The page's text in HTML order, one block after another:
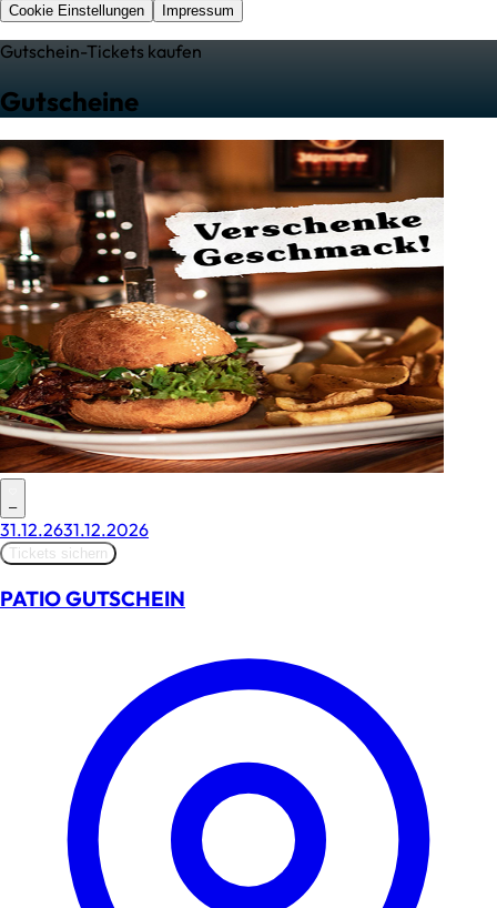
Cookie Einstellungen Impressum
Gutschein-Tickets kaufen
Gutscheine
–
31.12.2631.12.2026
Tickets sichern
PATIO GUTSCHEIN